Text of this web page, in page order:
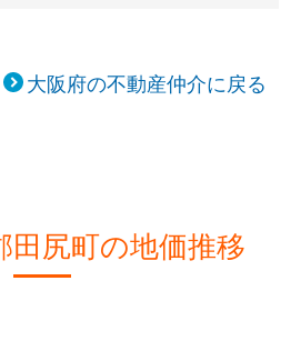
大阪府の不動産仲介に戻る
田尻町の地価推移